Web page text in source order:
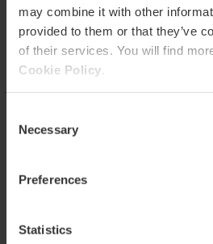
may combine it with other
provided to them or that they’ve
of their services. You will find
Cookie Policy
Selection
Necessary
Preferences
Statistics
Calle Moratín, 12 (8º floor)